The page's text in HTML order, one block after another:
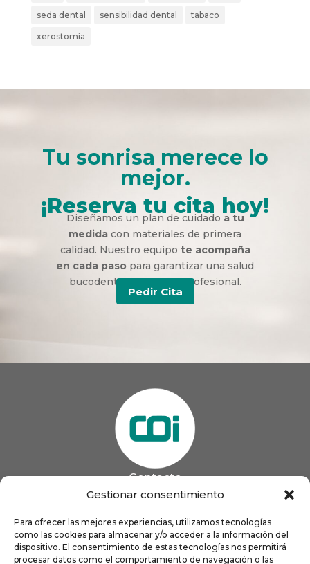
Gestionar consentimiento
Para ofrecer las mejores experiencias, utilizamos tecnologías
como las cookies para almacenar y/o acceder a la información del
dispositivo. El consentimiento de estas tecnologías nos permitirá
procesar datos como el comportamiento de navegación o las
seda dental sensibilidad dental tabaco
xerostomía
Tu sonrisa merece lo
mejor.
¡Reserva tu cita hoy!
Diseñamos un plan de cuidado a tu
medida con materiales de primera
calidad. Nuestro equipo te acompaña
en cada paso para garantizar una salud
bucodental duradera y profesional.
Pedir Cita
Contacto
 coigijon@gmail.com
Horario
Lun
9:00 a 13:00 - 16:00 a 21:00
Mar
9:00 a 13:00 - 16:00 a 20:00